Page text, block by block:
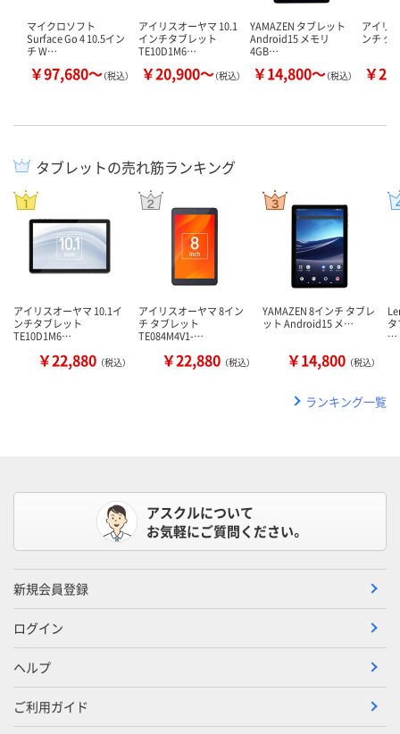
マイクロソフト
Surface Go 4 10.5イン
チ W…
￥97,680～（税込）
アイリスオーヤマ 10.1
インチタブレット
TE10D1M6…
￥20,900～（税込）
YAMAZEN タブレット
Android15 メモリ
4GB…
￥14,800～（税込）
アイリ
ンチ タ
￥
タブレットの売れ筋ランキング
アイリスオーヤマ 10.1イ
ンチタブレット
TE10D1M6…
￥22,880 （税込）
アイリスオーヤマ 8イン
チ タブレット
TE084M4V1-…
￥22,880 （税込）
YAMAZEN 8インチ タブレ
ット Android15 メ…
￥14,800 （税込）
…
ランキング一覧
アスクルについて
お気軽にご質問ください。
新規会員登録
ログイン
ヘルプ
ご利用ガイド